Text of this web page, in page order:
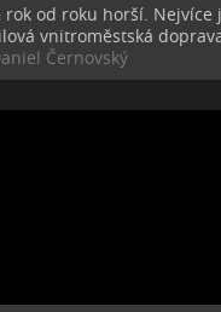
rok od roku horší. Nejvíce
vnitroměstská
Černovský